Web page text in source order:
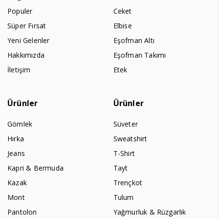
Populer
Süper Fırsat
Yeni Gelenler
Hakkımızda
İletişim
Ceket
Elbise
Eşofman Altı
Eşofman Takımı
Etek
Ürünler
Gömlek
Hırka
Jeans
Kapri & Bermuda
Kazak
Mont
Pantolon
Ürünler
Süveter
Sweatshirt
T-Shirt
Tayt
Trençkot
Tulum
Yağmurluk & Rüzgarlık